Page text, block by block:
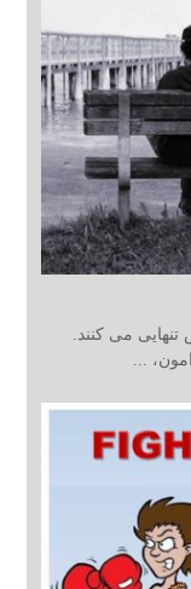
می کنند.
...